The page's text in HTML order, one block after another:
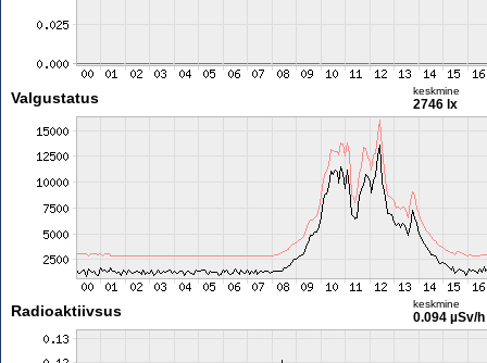
Valgustatus keskmine
2746 lx
Radioaktiivsus keskmine
0.094 µSv/h